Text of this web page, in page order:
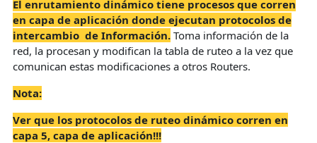
El enrutamiento dinámico tiene procesos que corren
en capa de aplicación donde ejecutan protocolos de
intercambio de Información. Toma información de la
red, la procesan y modifican la tabla de ruteo a la vez que
comunican estas modificaciones a otros Routers.
Nota:
Ver que los protocolos de ruteo dinámico corren en
capa 5, capa de aplicación!!!